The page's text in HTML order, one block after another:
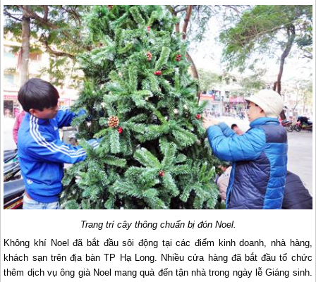
Trang trí cây thông chuẩn bị đón Noel.
Không khí Noel đã bắt đầu sôi động tại các điểm kinh doanh, nhà hàng,
khách sạn trên địa bàn TP Hạ Long. Nhiều cửa hàng đã bắt đầu tổ chức
thêm dịch vụ ông già Noel mang quà đến tận nhà trong ngày lễ Giáng sinh.